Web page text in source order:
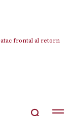
frontal al retorn
i manté el pols